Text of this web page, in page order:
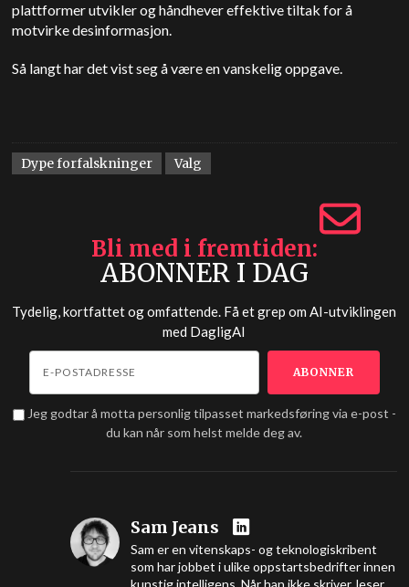
plattformer utvikler og håndhever effektive tiltak for å
motvirke desinformasjon.
Så langt har det vist seg å være en vanskelig oppgave.
Dype forfalskninger Valg
Bli med i fremtiden
ABONNER I DAG
Tydelig, kortfattet og omfattende. Få et grep om AI-utviklingen
med DagligAI
Jeg godtar å motta personlig tilpasset markedsføring via e-post -
du kan når som helst melde deg av.
Sam Jeans
Sam er en vitenskaps- og teknologiskribent
som har jobbet i ulike oppstartsbedrifter innen
kunstig intelligens. Når han ikke skriver, leser